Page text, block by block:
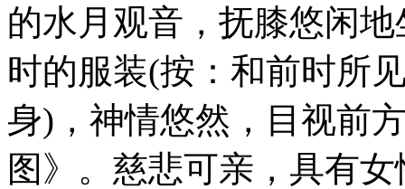
的水月观音，抚膝悠闲
时的服装(按：和前时所
身)，神情悠然，目视前
图》。慈悲可亲，具有